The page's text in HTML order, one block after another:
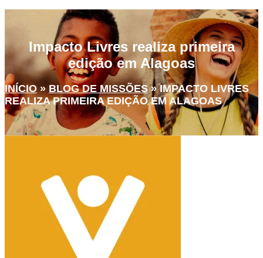
Impacto Livres realiza primeira
edição em Alagoas
INÍCIO»BLOG DE MISSÕES»IMPACTO LIVRES
REALIZA PRIMEIRA EDIÇÃO EM ALAGOAS